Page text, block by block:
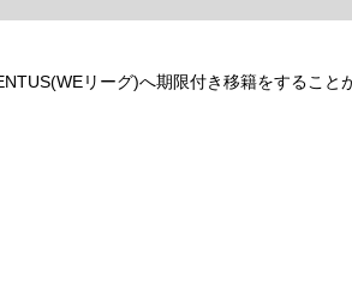
リーグ)へ期限付き移籍をすること